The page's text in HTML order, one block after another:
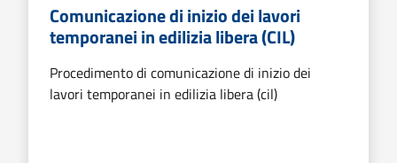
Comunicazione di inizio dei lavori
temporanei in edilizia libera (CIL)
Procedimento di comunicazione di inizio dei
lavori temporanei in edilizia libera (cil)